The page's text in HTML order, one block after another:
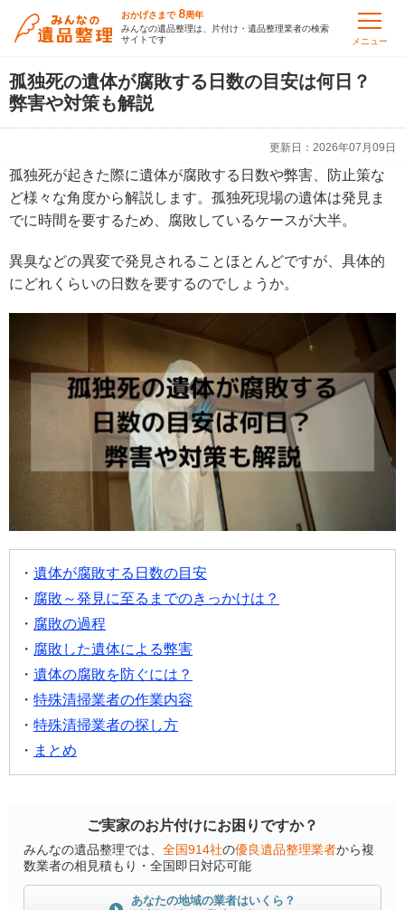
おかげさまで 8周年
みんなの遺品整理は、片付け・遺品整理業者の検索
サイトです
メニュー
孤独死の遺体が腐敗する日数の目安は何日？
弊害や対策も解説
更新日： 2026年07月09日
孤独死が起きた際に遺体が腐敗する日数や弊害、防止策な
ど様々な角度から解説します。孤独死現場の遺体は発見ま
でに時間を要するため、腐敗しているケースが大半。
異臭などの異変で発見されることほとんどですが、具体的
にどれくらいの日数を要するのでしょうか。
遺体が腐敗する日数の目安
腐敗～発見に至るまでのきっかけは？
腐敗の過程
腐敗した遺体による弊害
遺体の腐敗を防ぐには？
特殊清掃業者の作業内容
特殊清掃業者の探し方
まとめ
ご実家のお片付けにお困りですか？
みんなの遺品整理では、 全国914社の優良遺品整理業者から複
数業者の相見積もり・全国即日対応可能
あなたの地域の業者はいくら？